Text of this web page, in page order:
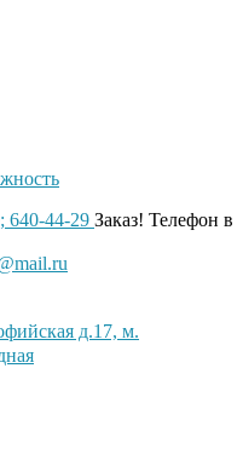
640-44-29 Заказ! Телефон в
д.17, м.